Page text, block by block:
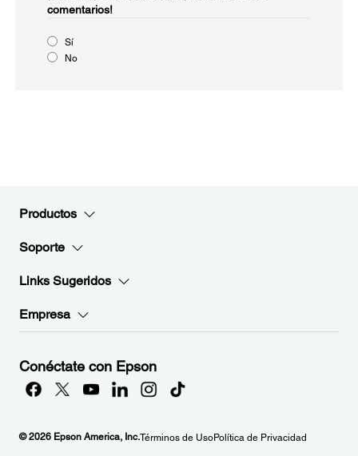
comentarios!
Sí
No
Productos
Soporte
Links Sugeridos
Empresa
Conéctate con Epson
© 2026 Epson America, Inc.Términos de UsoPolítica de Privacidad